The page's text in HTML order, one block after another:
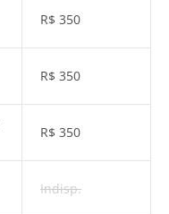
R$ 350
R$ 350
R$ 350
Indisp.